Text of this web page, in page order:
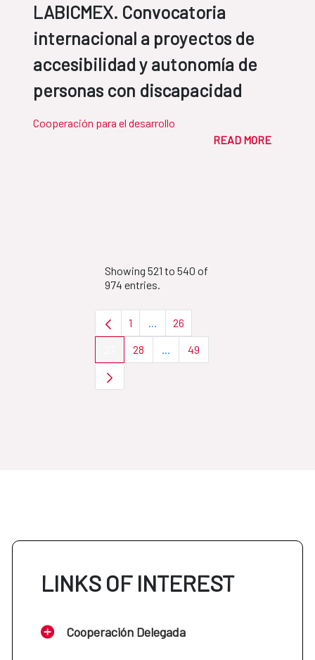
LABICMEX. Convocatoria
internacional a proyectos de
accesibilidad y autonomía de
personas con discapacidad
Cooperación para el desarrollo
READ MORE
Showing 521 to 540 of
974 entries.
Page
1 Intermediate Pages Use TAB to
Page
26
Page Page
28 Intermediate Pages Use TAB
Page
49
LINKS OF INTEREST
Cooperación Delegada